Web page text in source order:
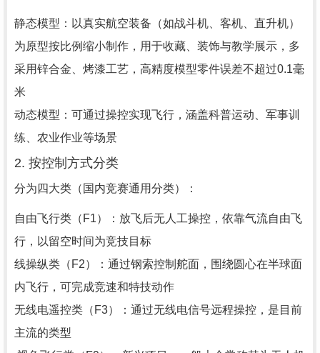
静态模型：以真实航空装备（如战斗机、客机、直升机）
为原型按比例缩小制作，用于收藏、装饰与教学展示，多
采用锌合金、烤漆工艺，高精度模型零件误差不超过0.1毫
米
动态模型：可通过操控实现飞行，涵盖科普运动、军事训
练、农业作业等场景
2. 按控制方式分类
分为四大类（国内竞赛通用分类）：
自由飞行类（F1）：放飞后无人工操控，依靠气流自由飞
行，以留空时间为竞技目标
线操纵类（F2）：通过钢索控制舵面，围绕圆心在半球面
内飞行，可完成竞速和特技动作
无线电遥控类（F3）：通过无线电信号远程操控，是目前
主流的类型